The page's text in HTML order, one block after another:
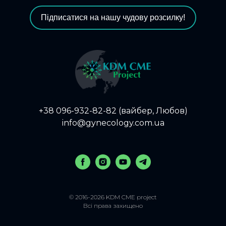
Підписатися на нашу чудову розсилку!
+38 096-932-82-82 (вайбер, Любов)
info@gynecology.com.ua
© 2016-2026 KDM CME project
Всі права захищено